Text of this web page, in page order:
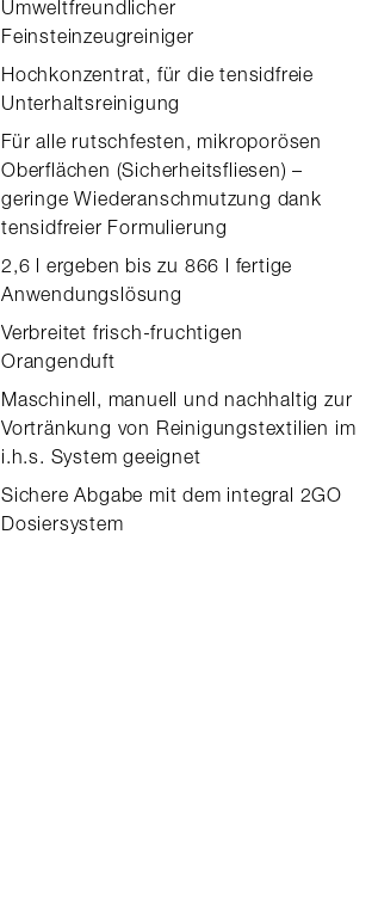
Umweltfreundlicher
Feinsteinzeugreiniger
Hochkonzentrat, für die tensidfreie
Unterhaltsreinigung
Für alle rutschfesten, mikroporösen
Oberflächen (Sicherheitsfliesen) –
geringe Wiederanschmutzung dank
tensidfreier Formulierung
2,6 l ergeben bis zu 866 l fertige
Anwendungslösung
Verbreitet frisch-fruchtigen
Orangenduft
Maschinell, manuell und nachhaltig zur
Vortränkung von Reinigungstextilien im
i.h.s. System geeignet
Sichere Abgabe mit dem integral 2GO
Dosiersystem